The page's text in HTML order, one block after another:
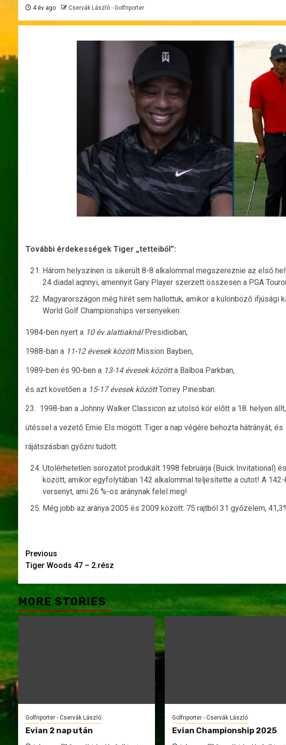
4 év ago Cservák László - Golfriporter
További érdekességek Tiger „tetteiből”:
Három helyszínen is sikerült 8-8 alkalommal megszereznie az első
24 diadal aqnnyi, amennyit Gary Player szerzett összesen a PGA
Magyarországon még hírét sem hallottuk, amikor a különböző ifjúsági
World Golf Championships versenyeken:
1984-ben nyert a 10 év alattiaknálPresidioban,
1988-ban a 11-12 évesek közöttMission Bayben,
1989-ben és 90-ben a 13-14 évesek közötta Balboa Parkban,
és azt követően a 15-17 évesek közöttTorrey Pinesban.
23. 1998-ban a Johnny Walker Classicon az utolsó kör előtt a 18. helyen
ütéssel a vezető Ernie Els mögött. Tiger a nap végére behozta hátrányát, és
rájátszásban győzni tudott.
Utolérhetetlen sorozatot produkált 1998 februárja (Buick Invitational)
között, amikor egyfolytában 142 alkalommal teljesítette a cutot! A
versenyt, ami 26 %-os aránynak felel meg!
Még jobb az aránya 2005 és 2009 között: 75 rajtból 31 győzelem,
Post
navigation
Previous
Tiger Woods 47 – 2.rész
MORE STORIES
Golfriporter - Cservák László
Evian 2 nap után
Golfriporter - Cservák László
Evian Championship 2025